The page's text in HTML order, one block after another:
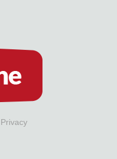
Privacy